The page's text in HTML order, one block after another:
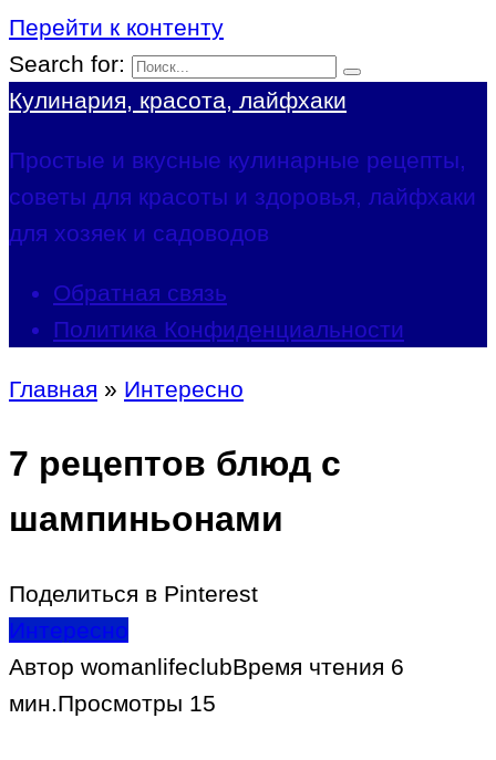
Перейти к контенту
Search for:
Кулинария, красота, лайфхаки
Простые и вкусные кулинарные рецепты,
советы для красоты и здоровья, лайфхаки
для хозяек и садоводов
Обратная связь
Политика Конфиденциальности
Главная » Интересно
7 рецептов блюд с
шампиньонами
Поделиться в Pinterest
Интересно
Автор womanlifeclubВремя чтения 6
мин.Просмотры 15